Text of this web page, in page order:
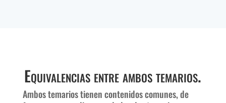
Equivalencias entre ambos temarios.
Ambos temarios tienen contenidos comunes, de